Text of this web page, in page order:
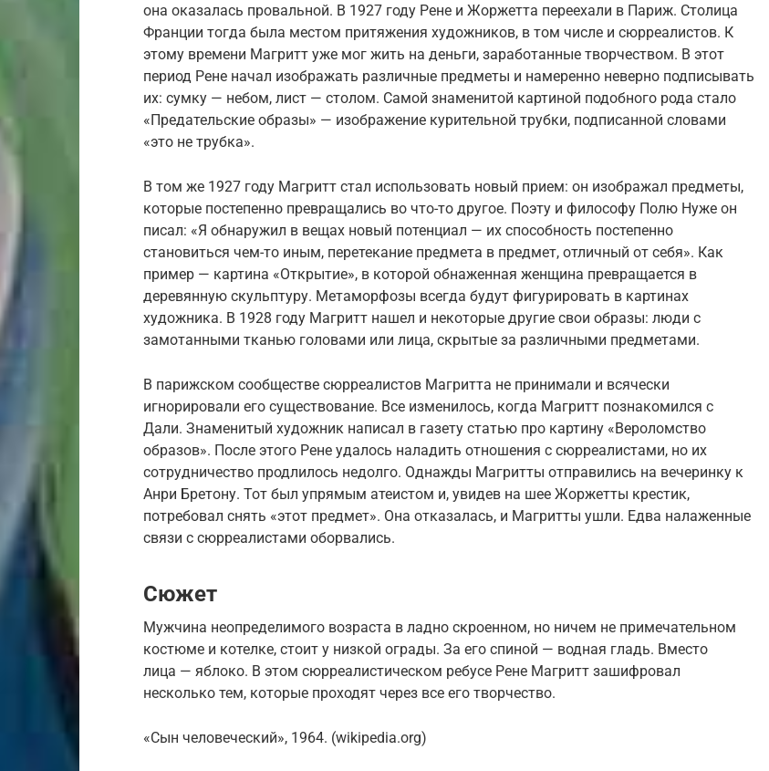
она оказалась провальной. В 1927 году Рене и Жоржетта переехали в Париж. Столица
Франции тогда была местом притяжения художников, в том числе и сюрреалистов. К
этому времени Магритт уже мог жить на деньги, заработанные творчеством. В этот
период Рене начал изображать различные предметы и намеренно неверно подписывать
их: сумку — небом, лист — столом. Самой знаменитой картиной подобного рода стало
«Предательские образы» — изображение курительной трубки, подписанной словами
«это не трубка».
В том же 1927 году Магритт стал использовать новый прием: он изображал предметы,
которые постепенно превращались во что-то другое. Поэту и философу Полю Нуже он
писал: «Я обнаружил в вещах новый потенциал — их способность постепенно
становиться чем-то иным, перетекание предмета в предмет, отличный от себя». Как
пример — картина «Открытие», в которой обнаженная женщина превращается в
деревянную скульптуру. Метаморфозы всегда будут фигурировать в картинах
художника. В 1928 году Магритт нашел и некоторые другие свои образы: люди с
замотанными тканью головами или лица, скрытые за различными предметами.
В парижском сообществе сюрреалистов Магритта не принимали и всячески
игнорировали его существование. Все изменилось, когда Магритт познакомился с
Дали. Знаменитый художник написал в газету статью про картину «Вероломство
образов». После этого Рене удалось наладить отношения с сюрреалистами, но их
сотрудничество продлилось недолго. Однажды Магритты отправились на вечеринку к
Анри Бретону. Тот был упрямым атеистом и, увидев на шее Жоржетты крестик,
потребовал снять «этот предмет». Она отказалась, и Магритты ушли. Едва налаженные
связи с сюрреалистами оборвались.
Сюжет
Мужчина неопределимого возраста в ладно скроенном, но ничем не примечательном
костюме и котелке, стоит у низкой ограды. За его спиной — водная гладь. Вместо
лица — яблоко. В этом сюрреалистическом ребусе Рене Магритт зашифровал
несколько тем, которые проходят через все его творчество.
«Сын человеческий», 1964. (wikipedia.org)